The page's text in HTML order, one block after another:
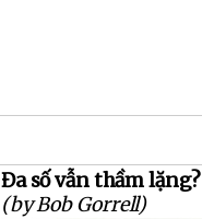
Đa số vẫn thầm lặng?
(by Bob Gorrell)